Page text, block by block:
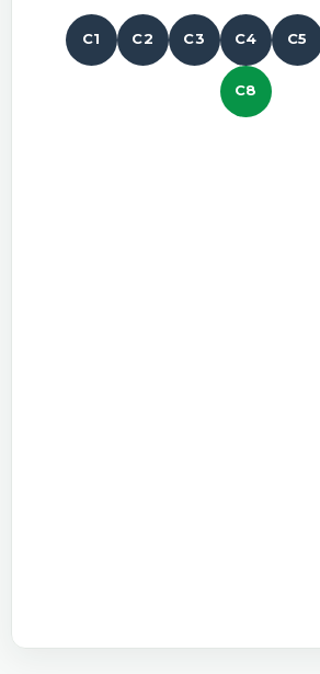
C1 C2 C3 C4 C5
C8